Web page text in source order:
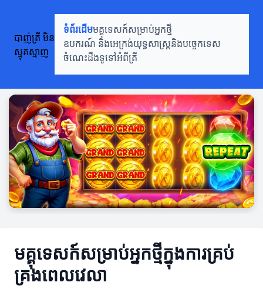
បាញ់ត្រី មិន
ស្មុគស្មាញ
ទំព័រដើមមគ្គុទេសក៍សម្រាប់អ្នកថ្មី
ឧបករណ៍ និងអេក្រង់យុទ្ធសាស្រ្តនិងបច្ចេកទេស
ចំណេះដឹងទូទៅអំពីត្រី
មគ្គុទេសក៍សម្រាប់អ្នកថ្មីក្នុងការគ្រប់
គ្រងពេលវេលា